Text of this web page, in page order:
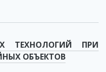
ТЕХНОЛОГИЙ ПРИ
ОБЪЕКТОВ